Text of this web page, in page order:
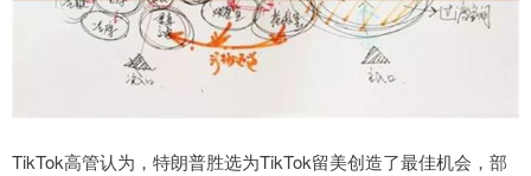
TikTok高管认为，特朗普胜选为TikTok留美创造了最佳机会，部